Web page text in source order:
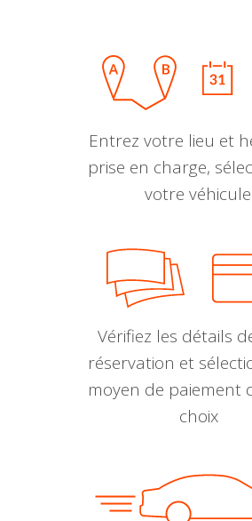
Entrez votre lieu et
prise en charge,
votre véhicule.
Vérifiez les détails
réservation et
moyen de paiement
choix